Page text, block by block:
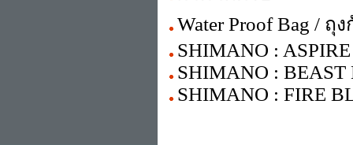
Water Proof Bag / ถุ
SHIMANO : ASPIRE
SHIMANO : BEAST
SHIMANO : FIRE